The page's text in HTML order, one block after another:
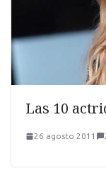
Las 10
26 agosto 2011